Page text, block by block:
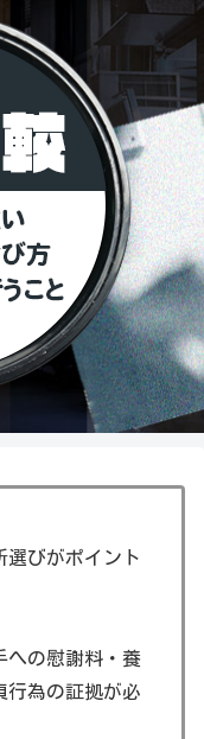
選びがポイント
への慰謝料・養
行為の証拠が必